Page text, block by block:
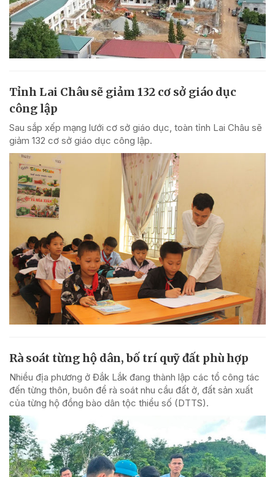
Tỉnh Lai Châu sẽ giảm 132 cơ sở giáo dục
công lập
Sau sắp xếp mạng lưới cơ sở giáo dục, toàn tỉnh Lai Châu sẽ
giảm 132 cơ sở giáo dục công lập.
Rà soát từng hộ dân, bố trí quỹ đất phù hợp
Nhiều địa phương ở Đắk Lắk đang thành lập các tổ công tác
đến từng thôn, buôn để rà soát nhu cầu đất ở, đất sản xuất
của từng hộ đồng bào dân tộc thiểu số (DTTS).